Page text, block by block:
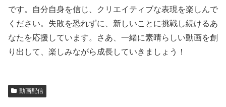
です。自分自身を信じ、クリエイティブな表現を楽しんで
ください。失敗を恐れずに、新しいことに挑戦し続けるあ
なたを応援しています。さあ、一緒に素晴らしい動画を創
り出して、楽しみながら成長していきましょう！
動画配信